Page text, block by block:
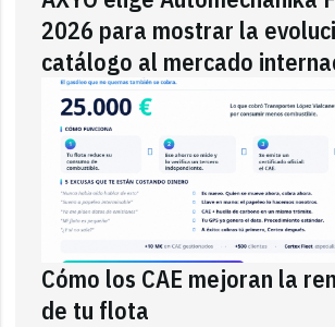
2026 para mostrar la
catálogo al mercado
Cómo los CAE mejoran la
de tu flota